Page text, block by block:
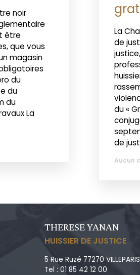
noir
être
que vous
magasin
du
du
du
La
La
de
du «
de
Aucun
THERESE YANAN
HUISSIER DE JUSTICE
5 Rue Ruzé 77270
Tel : 01 85 42 12 00